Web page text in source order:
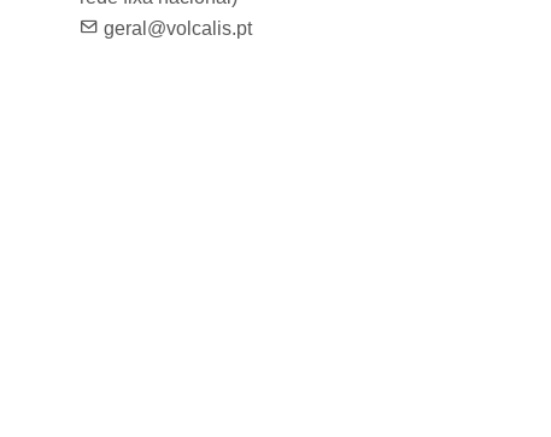
geral@volcalis.pt